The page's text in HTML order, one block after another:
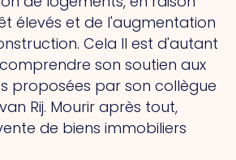
élevés et de l'augmentation
Cela Il est d'autant
son soutien aux
proposées par son collègue
Rij. Mourir après tout,
de biens immobiliers